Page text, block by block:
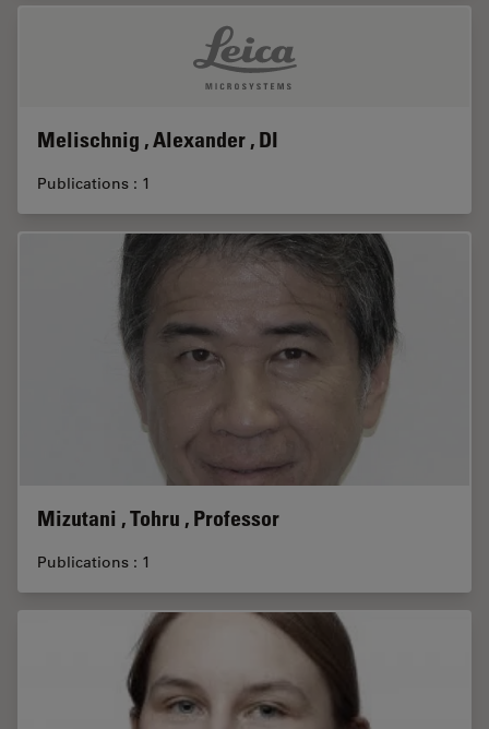
Melischnig , Alexander , DI
Publications : 1
Mizutani , Tohru , Professor
Publications : 1